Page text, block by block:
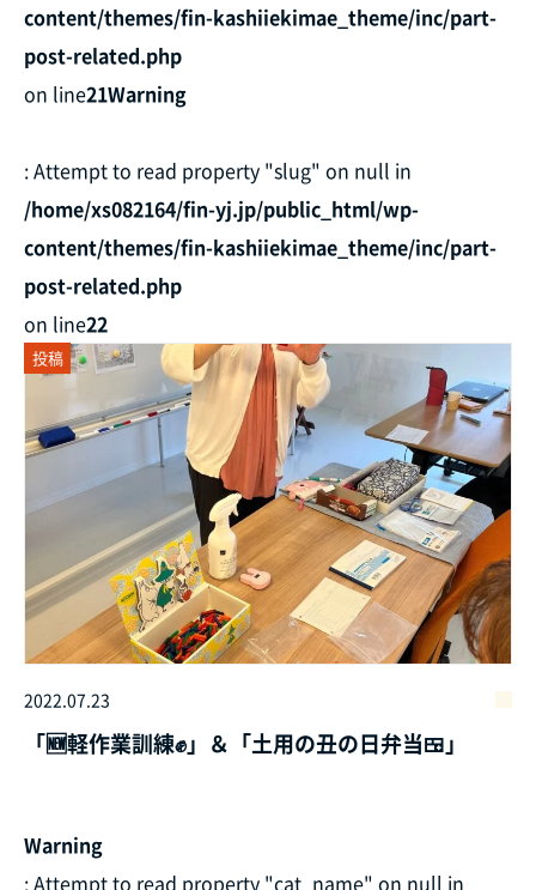
content/themes/fin-kashiiekimae_theme/inc/part-
post-related.php
on line21Warning
: Attempt to read property "slug" on null in
/home/xs082164/fin-yj.jp/public_html/wp-
content/themes/fin-kashiiekimae_theme/inc/part-
post-related.php
on line22
投稿
2022.07.23
「🆕軽作業訓練✊」＆「土用の丑の日弁当🍱」
Warning
: Attempt to read property "cat_name" on null in